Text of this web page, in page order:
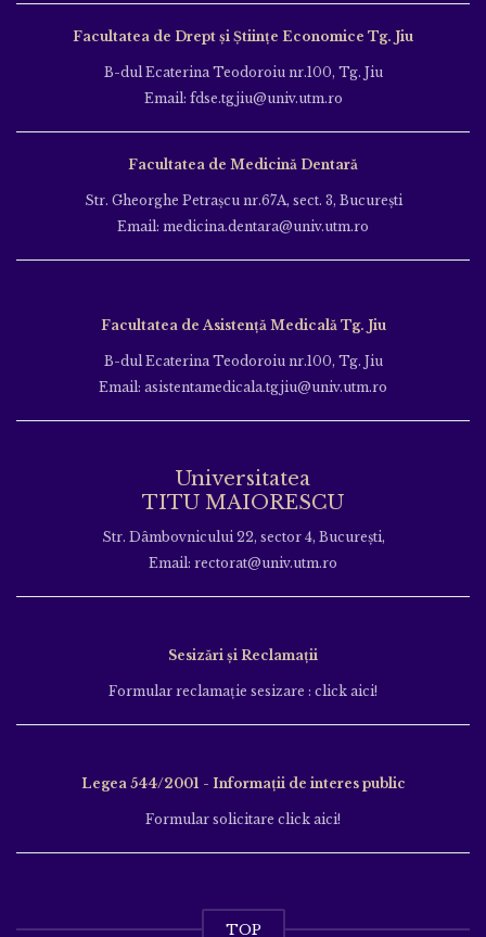
Facultatea de Drept și Științe Economice Tg. Jiu
B-dul Ecaterina Teodoroiu nr.100, Tg. Jiu
Email: fdse.tgjiu@univ.utm.ro
Facultatea de Medicină Dentară
Str. Gheorghe Petraşcu nr.67A, sect. 3, Bucureşti
Email: medicina.dentara@univ.utm.ro
Facultatea de Asistență Medicală Tg. Jiu
B-dul Ecaterina Teodoroiu nr.100, Tg. Jiu
Email: asistentamedicala.tgjiu@univ.utm.ro
Universitatea
TITU MAIORESCU
Str. Dâmbovnicului 22, sector 4, București,
Email: rectorat@univ.utm.ro
Sesizări și Reclamații
Formular reclamație sesizare : click aici!
Legea 544/2001 - Informații de interes public
Formular solicitare click aici!
TOP